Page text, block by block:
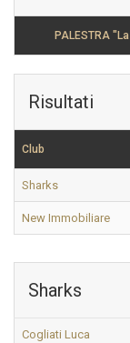
PALESTRA
Risultati
Club
Sharks
New Immobiliare
Sharks
Cogliati Luca